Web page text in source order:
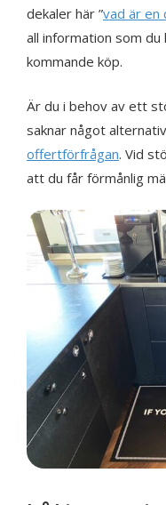
dekaler här ”vad är en
all information som
kommande köp.
Är du i behov av ett
saknar något
offertförfrågan. Vid
att du får förmånlig